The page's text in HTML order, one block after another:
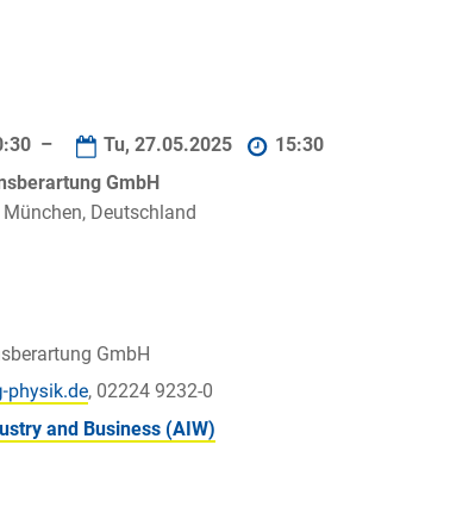
– Tu, 27.05.2025
15:30
GmbH
Deutschland
GmbH
, 02224 9232-0
and Business (AIW)